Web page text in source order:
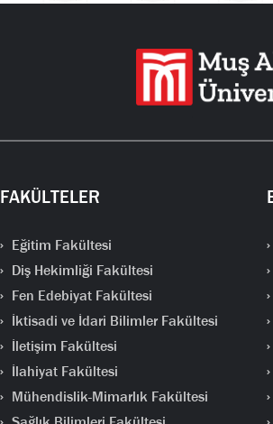
FAKÜLTELER
Eğitim Fakültesi
Diş Hekimliği Fakültesi
Fen Edebiyat Fakültesi
İktisadi ve İdari Bilimler Fakültesi
İletişim Fakültesi
İlahiyat Fakültesi
Mühendislik-Mimarlık Fakültesi